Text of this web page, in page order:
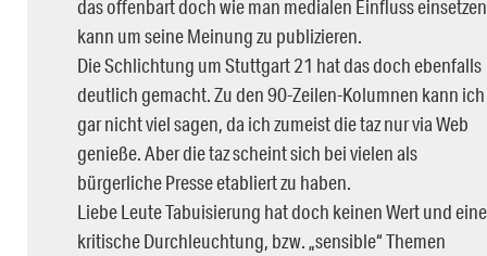
das offenbart doch wie man medialen Einfluss einsetzen
kann um seine Meinung zu publizieren.
Die Schlichtung um Stuttgart 21 hat das doch ebenfalls
deutlich gemacht. Zu den 90-Zeilen-Kolumnen kann ich
gar nicht viel sagen, da ich zumeist die taz nur via Web
genieße. Aber die taz scheint sich bei vielen als
bürgerliche Presse etabliert zu haben.
Liebe Leute Tabuisierung hat doch keinen Wert und eine
kritische Durchleuchtung, bzw. „sensible“ Themen